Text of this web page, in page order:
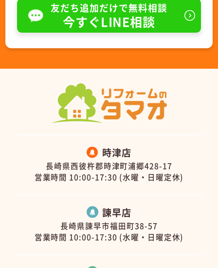
友だち追加だけで無料相談
今すぐLINE相談
時津店
長崎県西彼杵郡時津町浦郷428-17
営業時間 10:00-17:30 (水曜・日曜定休)
諫早店
長崎県諫早市福田町38-57
営業時間 10:00-17:30 (水曜・日曜定休)